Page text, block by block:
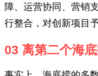
障、运营协同、营销
行整合，对创新项目
03 离第二个海